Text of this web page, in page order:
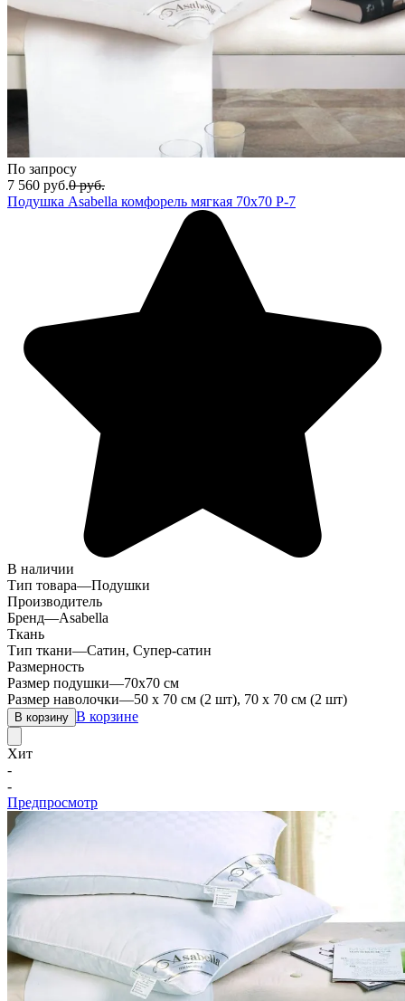
По запросу
7 560 руб.0 руб.
Подушка Asabella комфорель мягкая 70х70 P-7
В наличии
Тип товара—Подушки
Производитель
Бренд—Asabella
Ткань
Тип ткани—Сатин, Супер-сатин
Размерность
Размер подушки—70х70 см
Размер наволочки—50 х 70 см (2 шт), 70 х 70 см (2 шт)
В корзину В корзине
Хит
-
-
Предпросмотр